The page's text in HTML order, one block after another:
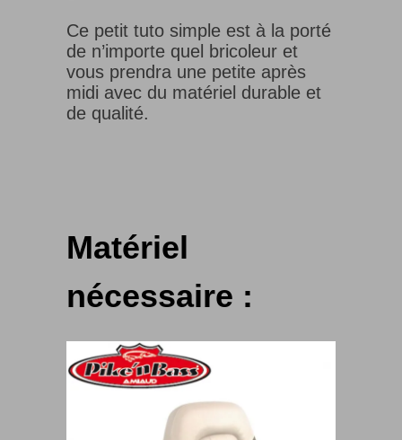
Ce petit tuto simple est à la porté
de n’importe quel bricoleur et
vous prendra une petite après
midi avec du matériel durable et
de qualité.
Matériel
nécessaire :